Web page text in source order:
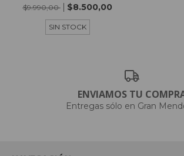
$9.990,00 $8.500,00
SIN STOCK
ENVIAMOS TU
Entregas sólo en Gran